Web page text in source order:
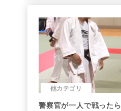
他カテゴリ
警察官が一人で戦った